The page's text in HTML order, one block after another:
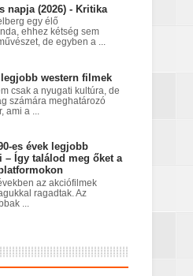
napja (2026) - Kritika
egy élő
ehhez kétség sem
de egyben a ...
legjobb western filmek
csak a nyugati kultúra, de
számára meghatározó
ami a ...
es évek legjobb
– Így találod meg őket a
az akciófilmek
ragadtak. Az
...